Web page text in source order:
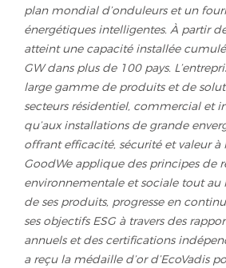
plan mondial d’onduleurs et un
énergétiques intelligentes. À partir
atteint une capacité installée
GW dans plus de 100 pays.
large gamme de produits et de
secteurs résidentiel, commercial et
qu’aux installations de grande
offrant efficacité, sécurité et valeur à
GoodWe applique des principes de
environnementale et sociale tout
de ses produits, progresse en
ses objectifs ESG à travers des
annuels et des certifications
a reçu la médaille d’or d’EcoVadis